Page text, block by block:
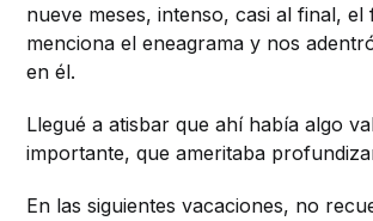
nueve meses, intenso, casi al final, el
menciona el eneagrama y nos
en él.
Llegué a atisbar que ahí había algo
importante, que ameritaba
En las siguientes vacaciones, no